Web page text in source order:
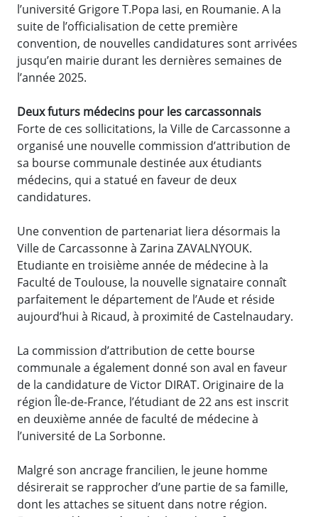
l’université Grigore T.Popa Iasi, en Roumanie. A la
suite de l’officialisation de cette première
convention, de nouvelles candidatures sont arrivées
jusqu’en mairie durant les dernières semaines de
l’année 2025.
Deux futurs médecins pour les carcassonnais
Forte de ces sollicitations, la Ville de Carcassonne a
organisé une nouvelle commission d’attribution de
sa bourse communale destinée aux étudiants
médecins, qui a statué en faveur de deux
candidatures.
Une convention de partenariat liera désormais la
Ville de Carcassonne à Zarina ZAVALNYOUK.
Etudiante en troisième année de médecine à la
Faculté de Toulouse, la nouvelle signataire connaît
parfaitement le département de l’Aude et réside
aujourd’hui à Ricaud, à proximité de Castelnaudary.
La commission d’attribution de cette bourse
communale a également donné son aval en faveur
de la candidature de Victor DIRAT. Originaire de la
région Île-de-France, l’étudiant de 22 ans est inscrit
en deuxième année de faculté de médecine à
l’université de La Sorbonne.
Malgré son ancrage francilien, le jeune homme
désirerait se rapprocher d’une partie de sa famille,
dont les attaches se situent dans notre région.